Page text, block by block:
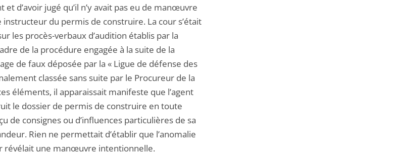
d’avoir jugé qu’il n’y avait pas eu de manœuvre
du permis de construire. La cour s’était
les procès-verbaux d’audition établis par la
de la procédure engagée à la suite de la
de faux déposée par la « Ligue de défense des
classée sans suite par le Procureur de la
éléments, il apparaissait manifeste que l’agent
le dossier de permis de construire en toute
de consignes ou d’influences particulières de sa
Rien ne permettait d’établir que l’anomalie
révélait une manœuvre intentionnelle.